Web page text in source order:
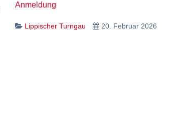
Anmeldung
Lippischer Turngau 20. Februar 2026